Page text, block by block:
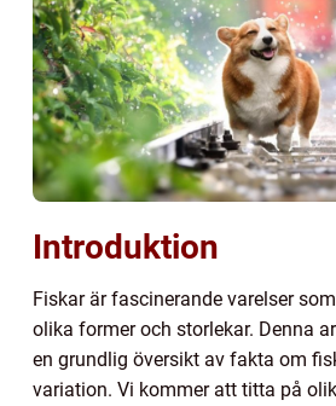
Introduktion
Fiskar är fascinerande varelser
olika former och storlekar. Denna
en grundlig översikt av fakta om
variation. Vi kommer att titta på